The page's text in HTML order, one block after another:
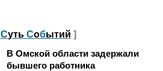
Суть Событий ]
В Омской области задержали
бывшего работника